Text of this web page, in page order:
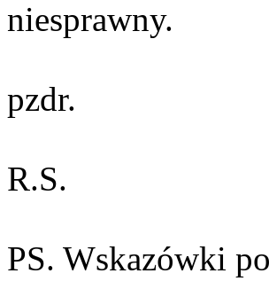
niesprawny.
pzdr.
R.S.
PS. Wskazówki